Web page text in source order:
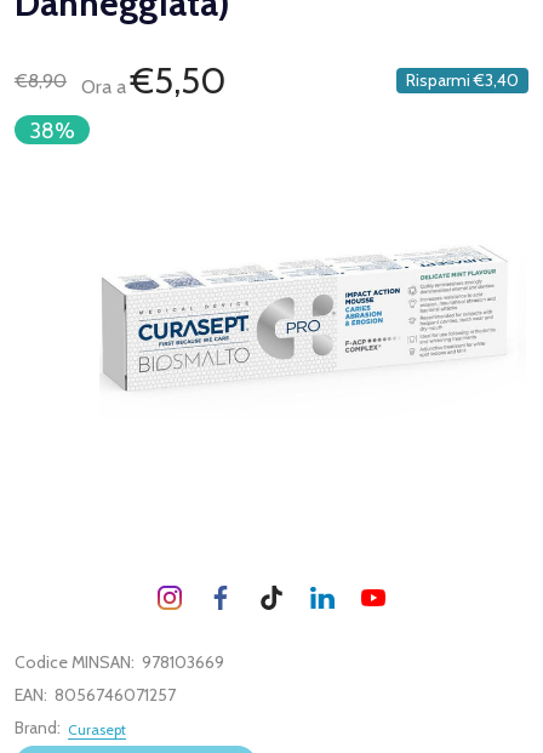
€8,90 Ora a€5,50 Risparmi €3,40
38%
Codice MINSAN: 978103669
EAN: 8056746071257
Brand: Curasept